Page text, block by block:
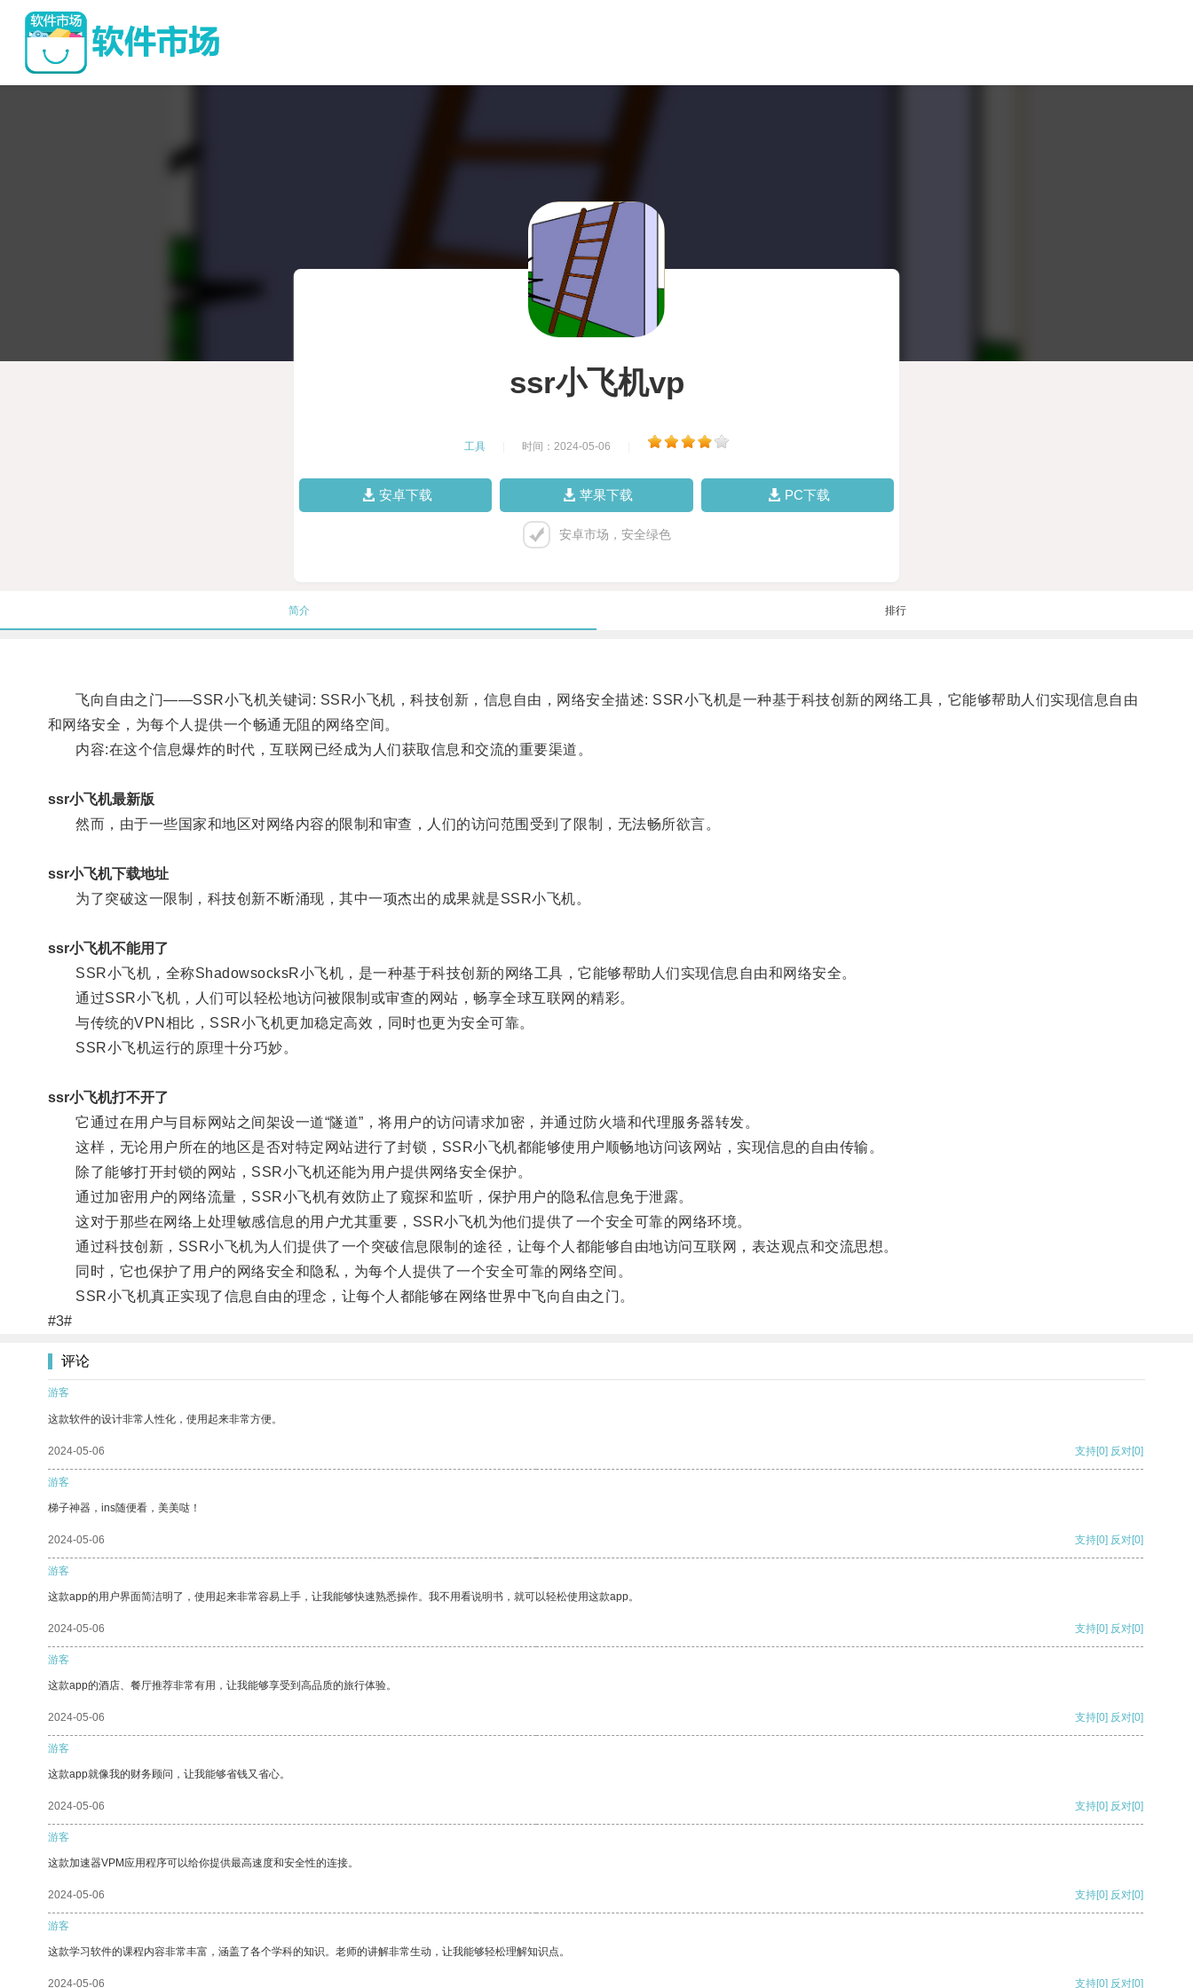
ssr小飞机vp
工具 时间：2024-05-06
安卓下载 苹果下载 PC下载
安卓市场，安全绿色
简介 排行
飞向自由之门——SSR小飞机关键词: SSR小飞机，科技创新，信息自由，网络安全描述: SSR小飞机是一种基于科技创新的网络工具，它能够帮助人们实现信息自由
和网络安全，为每个人提供一个畅通无阻的网络空间。
内容:在这个信息爆炸的时代，互联网已经成为人们获取信息和交流的重要渠道。
ssr小飞机最新版
然而，由于一些国家和地区对网络内容的限制和审查，人们的访问范围受到了限制，无法畅所欲言。
ssr小飞机下载地址
为了突破这一限制，科技创新不断涌现，其中一项杰出的成果就是SSR小飞机。
ssr小飞机不能用了
SSR小飞机，全称ShadowsocksR小飞机，是一种基于科技创新的网络工具，它能够帮助人们实现信息自由和网络安全。
通过SSR小飞机，人们可以轻松地访问被限制或审查的网站，畅享全球互联网的精彩。
与传统的VPN相比，SSR小飞机更加稳定高效，同时也更为安全可靠。
SSR小飞机运行的原理十分巧妙。
ssr小飞机打不开了
它通过在用户与目标网站之间架设一道“隧道”，将用户的访问请求加密，并通过防火墙和代理服务器转发。
这样，无论用户所在的地区是否对特定网站进行了封锁，SSR小飞机都能够使用户顺畅地访问该网站，实现信息的自由传输。
除了能够打开封锁的网站，SSR小飞机还能为用户提供网络安全保护。
通过加密用户的网络流量，SSR小飞机有效防止了窥探和监听，保护用户的隐私信息免于泄露。
这对于那些在网络上处理敏感信息的用户尤其重要，SSR小飞机为他们提供了一个安全可靠的网络环境。
通过科技创新，SSR小飞机为人们提供了一个突破信息限制的途径，让每个人都能够自由地访问互联网，表达观点和交流思想。
同时，它也保护了用户的网络安全和隐私，为每个人提供了一个安全可靠的网络空间。
SSR小飞机真正实现了信息自由的理念，让每个人都能够在网络世界中飞向自由之门。
#3#
评论
游客
这款软件的设计非常人性化，使用起来非常方便。
2024-05-06 支持[0] 反对[0]
游客
梯子神器，ins随便看，美美哒！
2024-05-06 支持[0] 反对[0]
游客
这款app的用户界面简洁明了，使用起来非常容易上手，让我能够快速熟悉操作。我不用看说明书，就可以轻松使用这款app。
2024-05-06 支持[0] 反对[0]
游客
这款app的酒店、餐厅推荐非常有用，让我能够享受到高品质的旅行体验。
2024-05-06 支持[0] 反对[0]
游客
这款app就像我的财务顾问，让我能够省钱又省心。
2024-05-06 支持[0] 反对[0]
游客
这款加速器VPM应用程序可以给你提供最高速度和安全性的连接。
2024-05-06 支持[0] 反对[0]
游客
这款学习软件的课程内容非常丰富，涵盖了各个学科的知识。老师的讲解非常生动，让我能够轻松理解知识点。
2024-05-06 支持[0] 反对[0]